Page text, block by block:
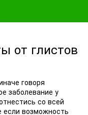
от глистов
говоря
заболевание у
со всей
если возможность